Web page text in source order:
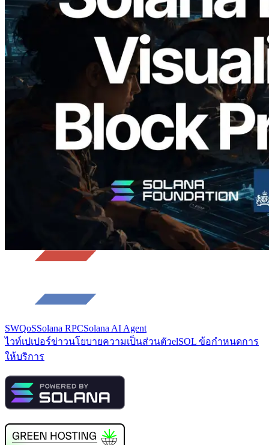
2026.05.24
Validators Solutions เปิดตัว Solana Block
Analyzer — แสดงเวลาการผลิตบล็อก
ระดับ slot และบาลิเดเตอร์ที่รับผิดชอบ
SWQoSSolana RPCSolana AI Agent
ไวท์เปเปอร์ข่าวนโยบายความเป็นส่วนตัวelSOL ข้อกำหนดการ
ให้บริการ